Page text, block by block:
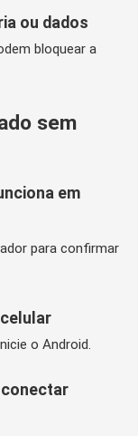
ou dados
bloquear a
sem
em
para confirmar
o Android.
conectar